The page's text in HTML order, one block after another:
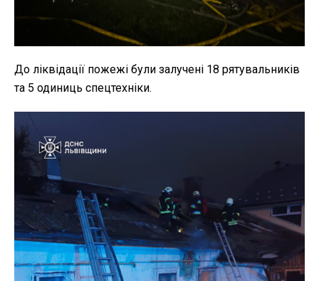
До ліквідації пожежі були залучені 18 рятувальників
та 5 одиниць спецтехніки.